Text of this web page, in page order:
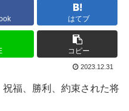
はてブ
コピー
2023.12.31
福、勝利、約束された将